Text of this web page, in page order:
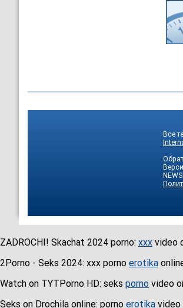
Все
ZADROCHI! Skachat 2024 porno: xxx video
2Porno - Seks 2024: xxx porno erotika
Watch on TYTPorno HD: seks porno video
Seks on Drochila online: porno erotika video